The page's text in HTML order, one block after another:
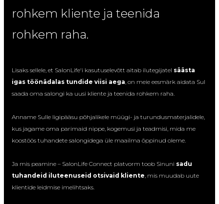
rohkem kliente ja teenida
rohkem raha.
Lisaks sellele, et SalonLife'i kasutuselevõtt aitab ilutegijatel säästa
igas töönädalas tundide viisi aega , on meie eesmärk aidata Sul
saada oma salongi ka uusi kliente ja teenida rohkem raha.
Anname Sulle ligipääsu põhjalikele müügi- ja turundusmaterjalidele,
kus jagame oma parimaid nippe, kogemusi ja teadmisi, mida me
koostöös tuhandete salongidega üle maailma õppinud oleme.
Ja mis peamine – SalonLife Connect platvorm toob Sinuni sadu
tuhandeid iluteenuseid otsivaid kliente , mis muudab uute
klientide leidmise imelihtsaks.